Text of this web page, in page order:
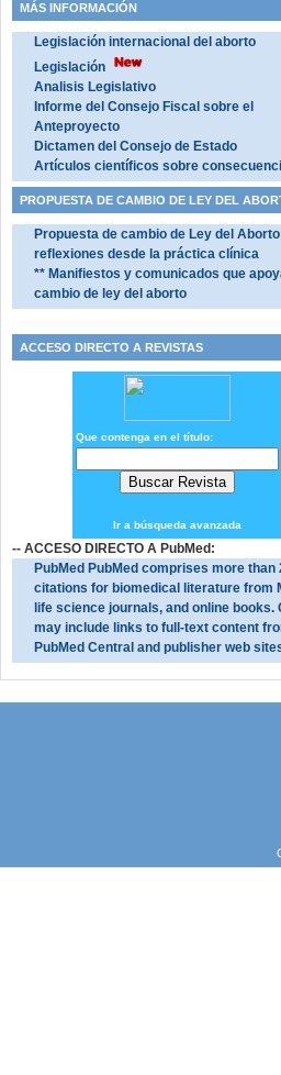
MÁS INFORMACIÓN
Legislación internacional del aborto
Legislación
Analisis Legislativo
Informe del Consejo Fiscal sobre el
Anteproyecto
Dictamen del Consejo de Estado
Artículos científicos sobre
PROPUESTA DE CAMBIO DE LEY DEL
Propuesta de cambio de Ley del
reflexiones desde la práctica clínica
** Manifiestos y comunicados que
cambio de ley del aborto
ACCESO DIRECTO A REVISTAS
Que contenga en el título:
Ir a búsqueda avanzada
-- ACCESO DIRECTO A PubMed:
PubMed PubMed comprises more than
citations for biomedical literature from
life science journals, and online books.
may include links to full-text content
PubMed Central and publisher web